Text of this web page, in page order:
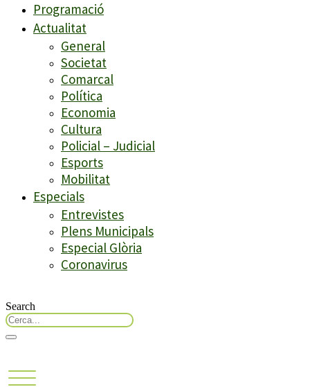
Programació
Actualitat
General
Societat
Comarcal
Política
Economia
Cultura
Policial – Judicial
Esports
Mobilitat
Especials
Entrevistes
Plens Municipals
Especial Glòria
Coronavirus
Search